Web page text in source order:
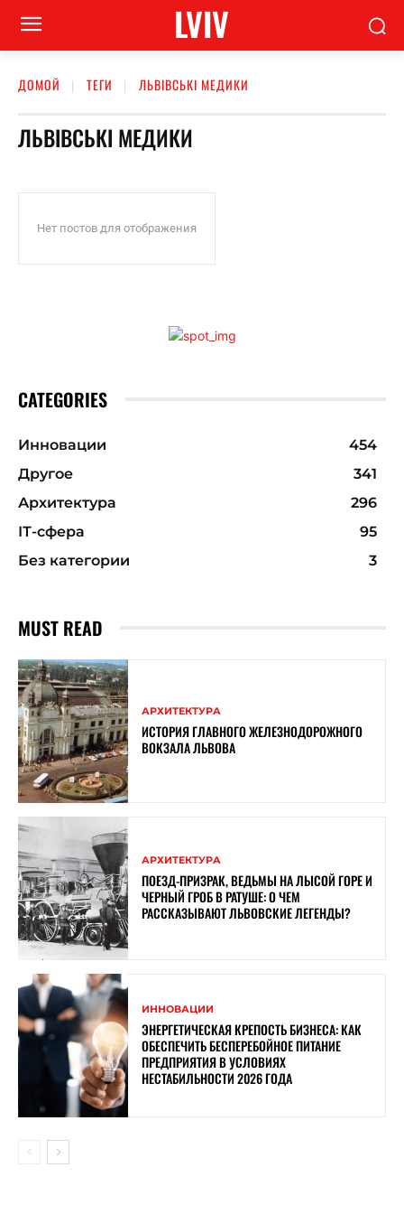
LVIV
ДОМОЙ ТЕГИ ЛЬВІВСЬКІ МЕДИКИ
ЛЬВІВСЬКІ МЕДИКИ
Нет постов для отображения
CATEGORIES
Инновации
454
Другое
341
Архитектура
296
ІТ-сфера
95
Без категории
3
MUST READ
АРХИТЕКТУРА
ИСТОРИЯ ГЛАВНОГО ЖЕЛЕЗНОДОРОЖНОГО
ВОКЗАЛА ЛЬВОВА
АРХИТЕКТУРА
ПОЕЗД-ПРИЗРАК, ВЕДЬМЫ НА ЛЫСОЙ ГОРЕ И
ЧЕРНЫЙ ГРОБ В РАТУШЕ: О ЧЕМ
РАССКАЗЫВАЮТ ЛЬВОВСКИЕ ЛЕГЕНДЫ?
ИННОВАЦИИ
ЭНЕРГЕТИЧЕСКАЯ КРЕПОСТЬ БИЗНЕСА: КАК
ОБЕСПЕЧИТЬ БЕСПЕРЕБОЙНОЕ ПИТАНИЕ
ПРЕДПРИЯТИЯ В УСЛОВИЯХ
НЕСТАБИЛЬНОСТИ 2026 ГОДА